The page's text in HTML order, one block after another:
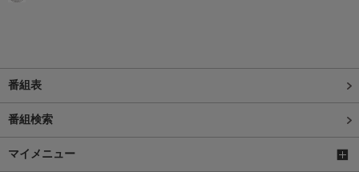
番組表
番組検索
マイメニュー